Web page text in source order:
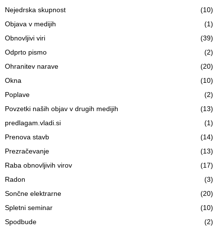
Nejedrska skupnost
(10)
Objava v medijih
(1)
Obnovljivi viri
(39)
Odprto pismo
(2)
Ohranitev narave
(20)
Okna
(10)
Poplave
(2)
Povzetki naših objav v drugih medijih
(13)
predlagam.vladi.si
(1)
Prenova stavb
(14)
Prezračevanje
(13)
Raba obnovljivih virov
(17)
Radon
(3)
Sončne elektrarne
(20)
Spletni seminar
(10)
Spodbude
(2)